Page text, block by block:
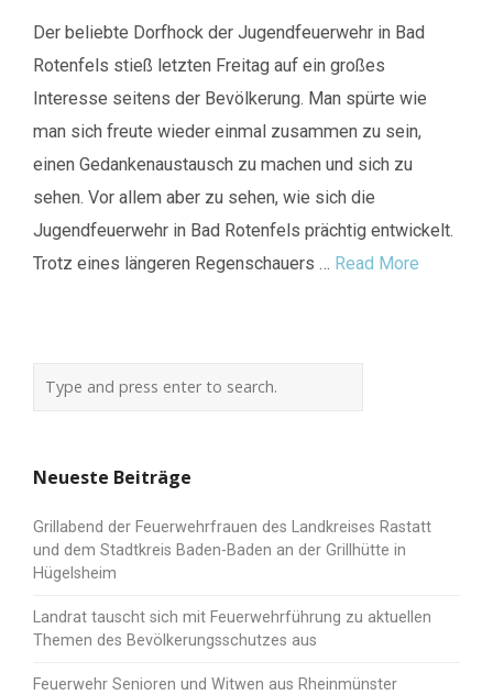
Der beliebte Dorfhock der Jugendfeuerwehr in Bad
Rotenfels stieß letzten Freitag auf ein großes
Interesse seitens der Bevölkerung. Man spürte wie
man sich freute wieder einmal zusammen zu sein,
einen Gedankenaustausch zu machen und sich zu
sehen. Vor allem aber zu sehen, wie sich die
Jugendfeuerwehr in Bad Rotenfels prächtig entwickelt.
Trotz eines längeren Regenschauers … Read More
Neueste Beiträge
Grillabend der Feuerwehrfrauen des Landkreises Rastatt
und dem Stadtkreis Baden-Baden an der Grillhütte in
Hügelsheim
Landrat tauscht sich mit Feuerwehrführung zu aktuellen
Themen des Bevölkerungsschutzes aus
Feuerwehr Senioren und Witwen aus Rheinmünster